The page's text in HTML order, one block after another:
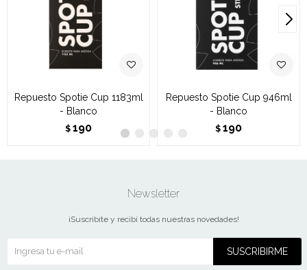
Repuesto Spotie Cup 1183ml
- Blanco
$ 190
Repuesto Spotie Cup 946ml
- Blanco
$ 190
Newsletter
¡Suscribite y recibí todas nuestras novedades!
SUSCRIBIRME